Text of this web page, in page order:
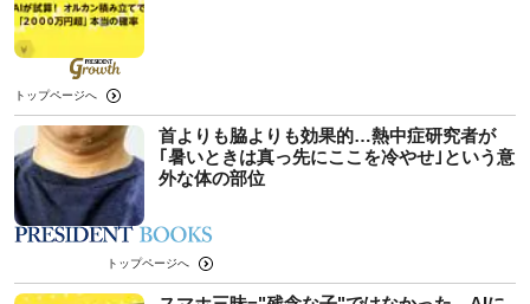
トップページへ
首よりも脇よりも効果的…熱中症研究者が
｢暑いときは真っ先にここを冷やせ｣という意
外な体の部位
トップページへ